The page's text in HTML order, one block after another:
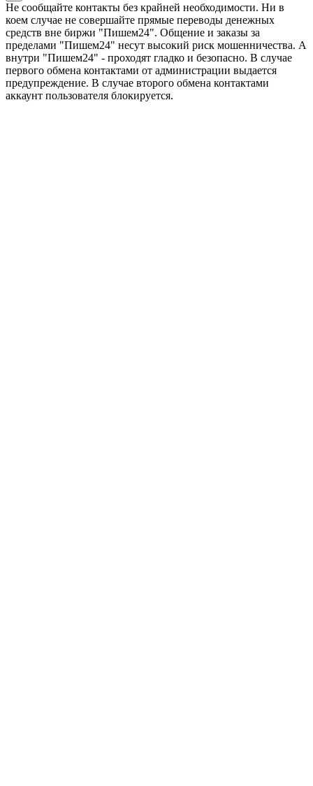
Не сообщайте контакты без крайней необходимости. Ни в
коем случае не совершайте прямые переводы денежных
средств вне биржи "Пишем24". Общение и заказы за
пределами "Пишем24" несут высокий риск мошенничества. А
внутри "Пишем24" - проходят гладко и безопасно. В случае
первого обмена контактами от администрации выдается
предупреждение. В случае второго обмена контактами
аккаунт пользователя блокируется.